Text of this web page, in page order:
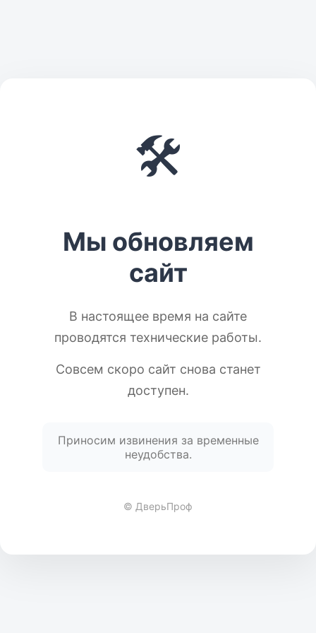
🛠️
Мы обновляем
сайт
В настоящее время на сайте
проводятся технические работы.
Совсем скоро сайт снова станет
доступен.
Приносим извинения за временные
неудобства.
© ДверьПроф